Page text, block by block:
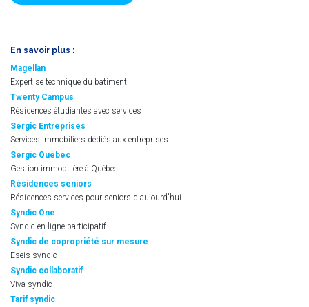
En savoir plus :
Magellan
Expertise technique du batiment
Twenty Campus
Résidences étudiantes avec services
Sergic Entreprises
Services immobiliers dédiés aux entreprises
Sergic Québec
Gestion immobilière à Québec
Résidences seniors
Résidences services pour seniors d'aujourd'hui
Syndic One
Syndic en ligne participatif
Syndic de copropriété sur mesure
Eseis syndic
Syndic collaboratif
Viva syndic
Tarif syndic